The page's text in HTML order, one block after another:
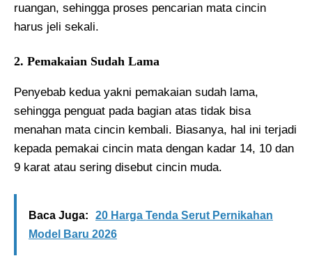
ruangan, sehingga proses pencarian mata cincin
harus jeli sekali.
2. Pemakaian Sudah Lama
Penyebab kedua yakni pemakaian sudah lama,
sehingga penguat pada bagian atas tidak bisa
menahan mata cincin kembali. Biasanya, hal ini terjadi
kepada pemakai cincin mata dengan kadar 14, 10 dan
9 karat atau sering disebut cincin muda.
Baca Juga:
20 Harga Tenda Serut Pernikahan
Model Baru 2026